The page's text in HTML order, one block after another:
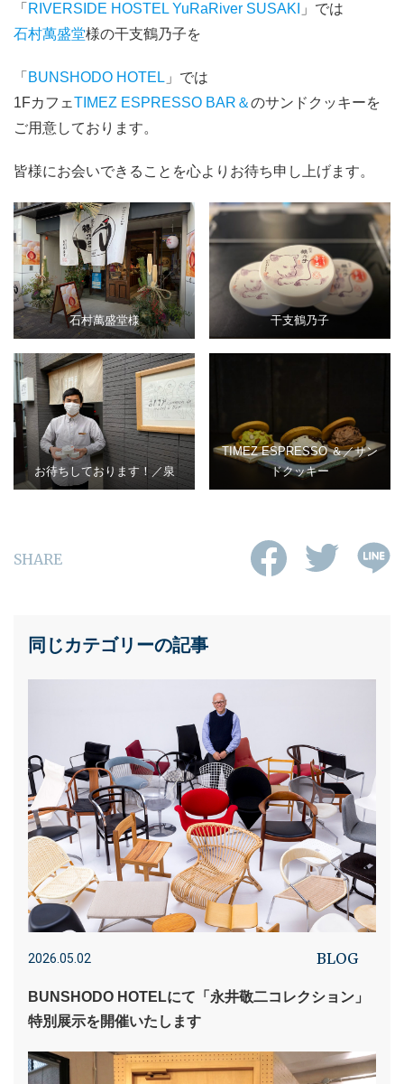
「 RIVERSIDE HOSTEL YuRaRiver SUSAKI
」では
石村萬盛堂様の干支鶴乃子を
「 BUNSHODO HOTEL 」では
1FカフェTIMEZ ESPRESSO BAR＆のサンドクッキーを
ご用意しております。
皆様にお会いできることを心よりお待ち申し上げます。
石村萬盛堂様 干支鶴乃子
お待ちしております！／泉
TIMEZ ESPRESSO ＆／サン
ドクッキー
SHARE
同じカテゴリーの記事
2026.05.02 BLOG
BUNSHODO HOTELにて「永井敬二コレクション」
特別展示を開催いたします